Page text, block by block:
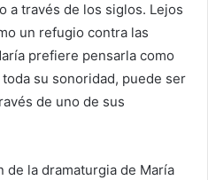
a través de los siglos. Lejos
un refugio contra las
prefiere pensarla como
su sonoridad, puede ser
de uno de sus
la dramaturgia de María